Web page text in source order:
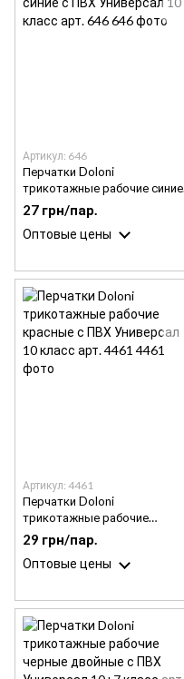
Артикул: 646
Перчатки Doloni
трикотажные рабочие синие
с ПВХ Универсал 10 класс
арт. 646
27 грн/пар.
Оптовые цены
Артикул: 4461
Перчатки Doloni
трикотажные рабочие
красные с ПВХ Универсал 10
класс арт. 4461
29 грн/пар.
Оптовые цены